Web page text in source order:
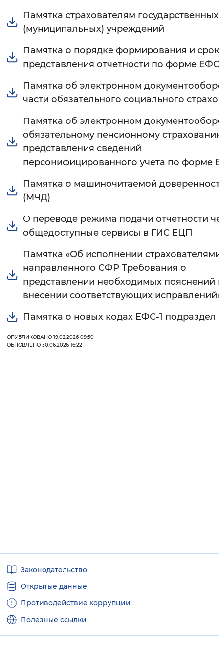
Памятка страхователям государственных
(муниципальных) учреждений
Памятка о порядке формирования и
представления отчетности по форме
Памятка об электронном
части обязательного социального
Памятка об электронном
обязательному пенсионному
представления сведений
персонифицированного учета по форме
Памятка о машиночитаемой
(МЧД)
О переводе режима подачи отчетности
общедоступные сервисы в ГИС ЕЦП
Памятка «Об исполнении
направленного СФР Требования о
представлении необходимых пояснений
внесении соответствующих
Памятка о новых кодах ЕФС-1 подраздел
ОПУБЛИКОВАНО 19.02.2026 09:50
ОБНОВЛЕНО 30.06.2026 16:22
ссылкиЗаконодательство
Открытые данные
Противодействие коррупции
Полезные ссылки